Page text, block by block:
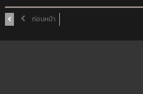
ก่อนหน้า